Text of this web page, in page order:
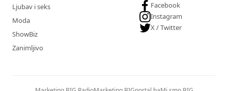
Ljubav i seks
Moda
ShowBiz
Zanimljivo
Facebook
Instagram
X / Twitter